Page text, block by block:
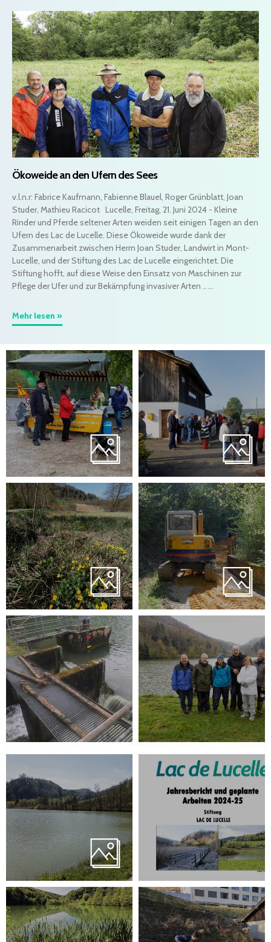
Ökoweide an den Ufern des Sees
v.l.n.r: Fabrice Kaufmann, Fabienne Blauel, Roger Grünblatt, Joan
Studer, Mathieu Racicot Lucelle, Freitag, 21. Juni 2024 - Kleine
Rinder und Pferde seltener Arten weiden seit einigen Tagen an den
Ufern des Lac de Lucelle. Diese Ökoweide wurde dank der
Zusammenarbeit zwischen Herrn Joan Studer, Landwirt in Mont-
Lucelle, und der Stiftung des Lac de Lucelle eingerichtet. Die
Stiftung hofft, auf diese Weise den Einsatz von Maschinen zur
Pflege der Ufer und zur Bekämpfung invasiver Arten .. ...
Mehr lesen »